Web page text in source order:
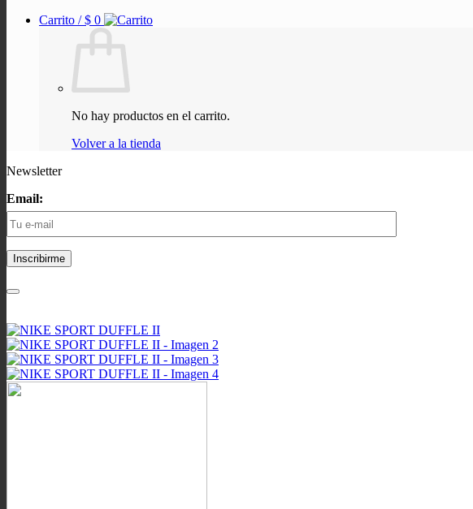
Carrito /$ 0
No hay productos en el carrito.
Volver a la tienda
Newsletter
Email: